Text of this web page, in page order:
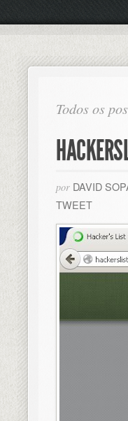
Todos os
por DAVID
TWEET